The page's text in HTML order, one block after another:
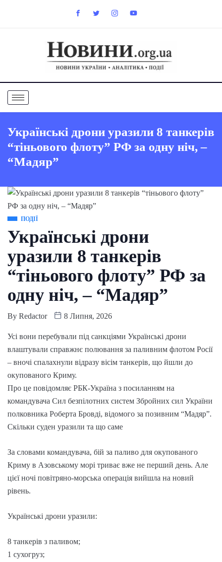
Українські дрони уразили 8 танкерів
“тіньового флоту” РФ за одну ніч, –
“Мадяр”
ПОДІЇ
Українські дрони
уразили 8 танкерів
“тіньового флоту” РФ за
одну ніч, – “Мадяр”
By Redactor 8 Липня, 2026
Усі вони перебували під санкціями Українські дрони
влаштували справжнє полювання за паливним флотом Росії
– вночі спалахнули відразу вісім танкерів, що йшли до
окупованого Криму.
Про це повідомляє РБК-Україна з посиланням на
командувача Сил безпілотних систем Збройних сил України
полковника Роберта Бровді, відомого за позивним “Мадяр”.
Скільки суден уразили та що саме
За словами командувача, бій за паливо для окупованого
Криму в Азовському морі триває вже не перший день. Але
цієї ночі повітряно-морська операція вийшла на новий
рівень.
Українські дрони уразили:
8 танкерів з паливом;
1 сухогруз;